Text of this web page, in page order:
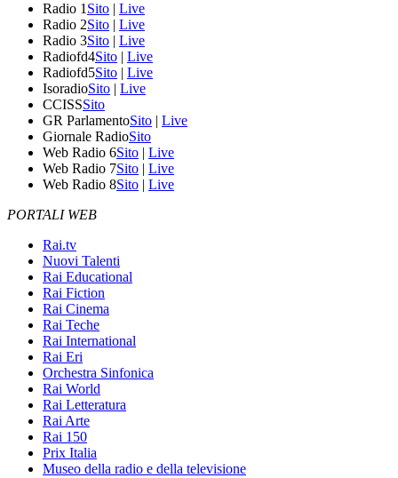
Radio 1 Sito | Live
Radio 2Sito | Live
Radio 3Sito | Live
Radiofd4Sito | Live
Radiofd5Sito | Live
IsoradioSito | Live
CCISSSito
GR ParlamentoSito | Live
Giornale RadioSito
Web Radio 6Sito | Live
Web Radio 7Sito | Live
Web Radio 8Sito | Live
PORTALI WEB
Rai.tv
Nuovi Talenti
Rai Educational
Rai Fiction
Rai Cinema
Rai Teche
Rai International
Rai Eri
Orchestra Sinfonica
Rai World
Rai Letteratura
Rai Arte
Rai 150
Prix Italia
Museo della radio e della televisione